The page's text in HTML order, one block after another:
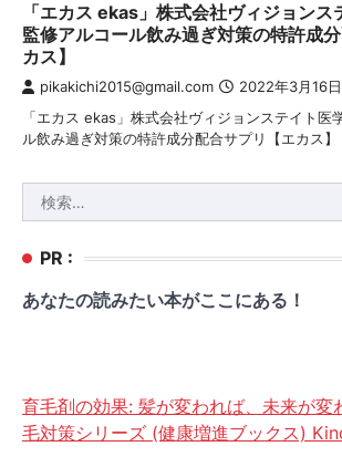
「エカス ekas」株式会社ヴィジョンス
監修アルコール飲み過ぎ対策の特許成
カス】
pikakichi2015@gmail.com 2022年3月16日
「エカス ekas」株式会社ヴィジョンステイト医
ル飲み過ぎ対策の特許成分配合サプリ【エカス】
索:
PR :
あなたの読みたい本がここにある！
育毛剤の効果: 髪が変われば、未来が変
毛対策シリーズ (健康増進ブックス)